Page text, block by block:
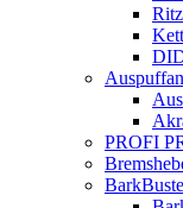
PROFI